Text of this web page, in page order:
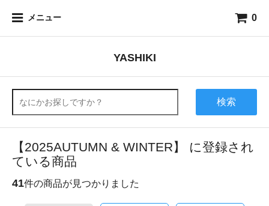
メニュー 0
YASHIKI
検索
【2025AUTUMN & WINTER】 に登録され
ている商品
41件の商品が見つかりました